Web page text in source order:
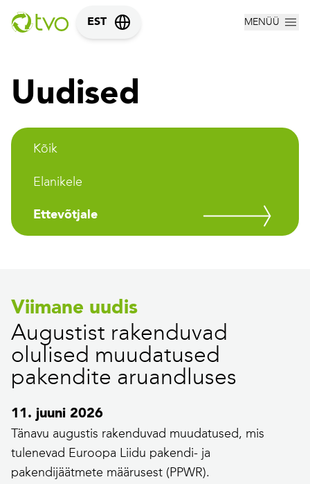
EST MENÜÜ
Uudised
Kõik
Elanikele
Ettevõtjale
Viimane uudis
Augustist rakenduvad
olulised muudatused
pakendite aruandluses
11. juuni 2026
Tänavu augustis rakenduvad muudatused, mis
tulenevad Euroopa Liidu pakendi- ja
pakendijäätmete määrusest (PPWR).